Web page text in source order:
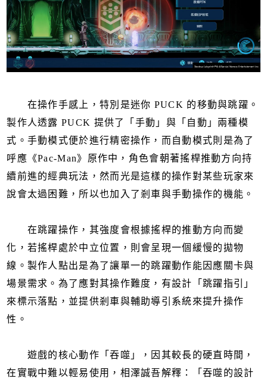
在操作手感上，特別是迷你 PUCK 的移動與跳躍。
製作人透露 PUCK 提供了「手動」與「自動」兩種模
式。手動模式便於進行精密操作，而自動模式則是為了
呼應《Pac-Man》原作中，角色會朝著搖桿推動方向持
續前進的經典玩法，然而光是這樣的操作對某些玩家來
說會太過困難，所以也加入了剎車與手動操作的機能。
在跳躍操作，其強度會根據搖桿的推動方向而變
化，若搖桿處於中立位置，則會呈現一個緩慢的拋物
線。製作人點出是為了讓單一的跳躍動作能因應關卡與
場景需求。為了應對其操作難度，有設計「跳躍指引」
來標示落點，並提供剎車與輔助導引系統來提升操作
性。
遊戲的核心動作「吞噬」，因其較長的硬直時間，
在實戰中難以輕易使用，相澤誠吾解釋：「吞噬的設計